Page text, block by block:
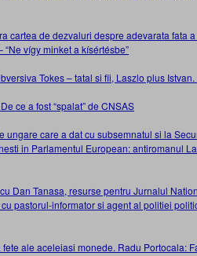
cartea de dezvaluri despre adevarata fata
“Ne vígy minket a kísértésbe”
Tokes – tatal si fii, Laszlo plus
ce a fost “spalat” de CNSAS
ungare care a dat cu subsemnatul si la
in Parlamentul European: antiromanul
Dan Tanasa, resurse pentru Jurnalul
pastorul-informator si agent al politiei
ale aceleiasi monede. Radu Portocala: